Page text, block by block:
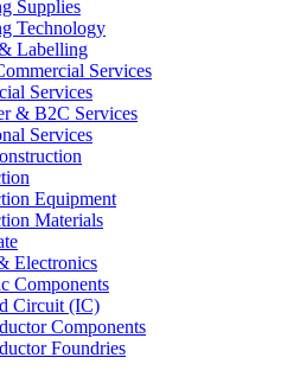
Supplies
Technology
Labelling
Services
Services
& B2C Services
Services
Equipment
Materials
Electronics
Components
Circuit (IC)
Components
Foundries